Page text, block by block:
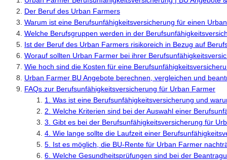
Der Beruf des Urban Farmers
Warum ist eine Berufsunfähigkeitsversicherung für einen
Welche Berufsgruppen werden in der
Ist der Beruf des Urban Farmers risikoreich in Bezug auf
Worauf sollten Urban Farmer bei ihrer
Wie hoch sind die Kosten für eine
Urban Farmer BU Angebote berechnen, vergleichen und
FAQs zur Berufsunfähigkeitsversicherung für Urban Farmer
1. Was ist eine Berufsunfähigkeitsversicherung und
2. Welche Kriterien sind bei der Auswahl einer
3. Gibt es bei der Berufsunfähigkeitsversicherung für
4. Wie lange sollte die Laufzeit einer
5. Ist es möglich, die BU-Rente für Urban Farmer
6. Welche Gesundheitsprüfungen sind bei der